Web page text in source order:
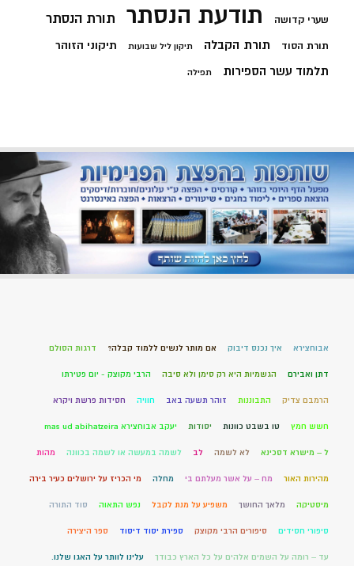
שערי קדושה תודעת הנסתר תורת הנסתר
תורת הסוד תורת הקבלה תיקון ליל שבועות תיקוני הזוהר
תלמוד עשר הספירות תפילה
אבוחצירא איך נכנס דיבוק אם מותר לנשים ללמוד קבלה? דרגות הסולם
דתן ואבירם הגשמיות היא רק סימן ולא סיבה הרבי מקוצק - יום פטירתו
הרמבם צדיק התבוננות זוהר תשעה באב חוויה חסידות פרשת ויקרא
חשש חמץ טו בשבט כוונות יסודות יעקב אבוחצירא mas ud abihatzeira
ל – מישרא דסכינא לא לשמה לב לשמה במעשה או לשמה בכוונה מהות
מהירות האור מח – על אשר מעלתם בי מחלה מי הכריז על ירושלים כעיר בירה
מיסטיקה מלאך החושך משפיע על מנת לקבל נפש התאוה סוד התורה
סיפורי חסידים סיפורים הרבי מקוצק ספירת יסוד דיסוד ספר היצירה
עד – רומה על השמים אלהים על כל הארץ כבודך עלינו לוותר על האגו שלנו.